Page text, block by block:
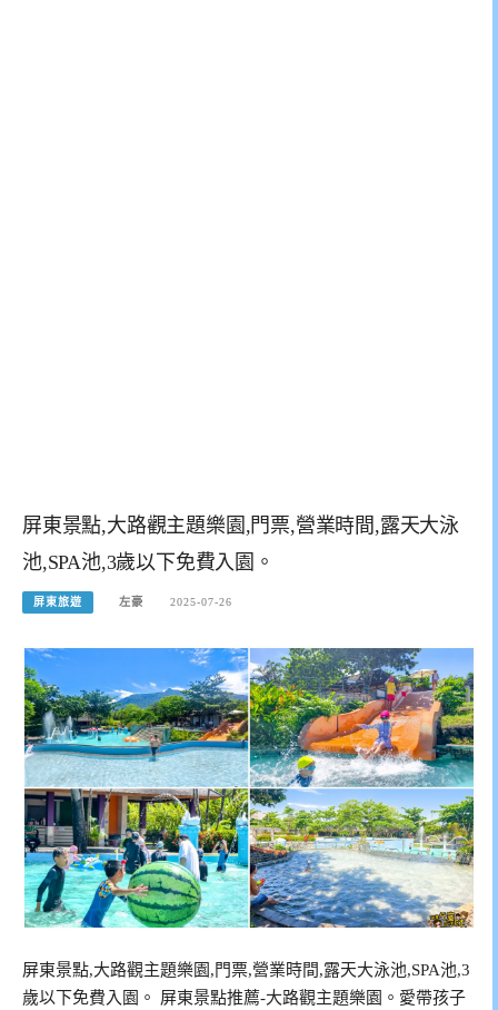
屏東景點,大路觀主題樂園,門票,營業時間,露天大泳
池,SPA池,3歲以下免費入園。
屏東旅遊 左豪 2025-07-26
屏東景點,大路觀主題樂園,門票,營業時間,露天大泳池,SPA池,3
歲以下免費入園。 屏東景點推薦-大路觀主題樂園。愛帶孩子